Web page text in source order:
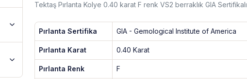
Tektaş Pırlanta Kolye 0.40 karat F renk VS2 berraklık GIA Sertifikalı
Pırlanta Sertifika GIA - Gemological Institute of America
Pırlanta Karat 0.40 Karat
Pırlanta Renk F